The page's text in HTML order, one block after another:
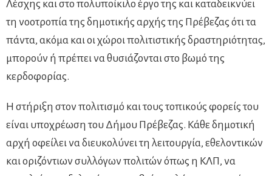
Λέσχης και στο πολυποίκιλο έργο της και καταδεικνύει
τη νοοτροπία της δημοτικής αρχής της Πρέβεζας ότι τα
πάντα, ακόμα και οι χώροι πολιτιστικής δραστηριότητας,
μπορούν ή πρέπει να θυσιάζονται στο βωμό της
κερδοφορίας.
Η στήριξη στον πολιτισμό και τους τοπικούς φορείς του
είναι υποχρέωση του Δήμου Πρέβεζας. Κάθε δημοτική
αρχή οφείλει να διευκολύνει τη λειτουργία, εθελοντικών
και οριζόντιων συλλόγων πολιτών όπως η ΚΛΠ, να